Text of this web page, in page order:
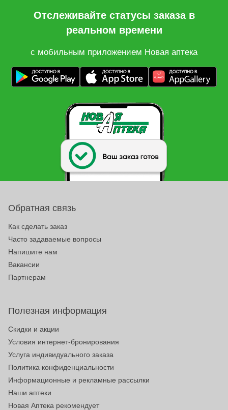
Отслеживайте статусы заказа в
реальном времени
с мобильным приложением Новая аптека
Обратная связь
Как сделать заказ
Часто задаваемые вопросы
Напишите нам
Вакансии
Партнерам
Полезная информация
Скидки и акции
Условия интернет-бронирования
Услуга индивидуального заказа
Политика конфиденциальности
Информационные и рекламные рассылки
Наши аптеки
Новая Аптека рекомендует